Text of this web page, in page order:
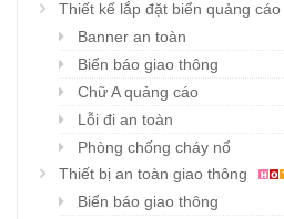
Thiết kế lắp đặt biển quảng cáo
Banner an toàn
Biển báo giao thông
Chữ A quảng cáo
Lỗi đi an toàn
Phòng chống cháy nổ
Thiết bị an toàn giao thông
Biển báo giao thông